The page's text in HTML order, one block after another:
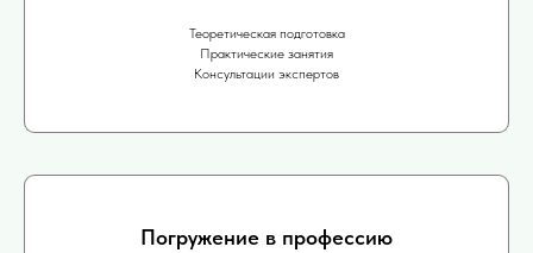
Теоретическая подготовка
Практические занятия
Консультации экспертов
Погружение в профессию